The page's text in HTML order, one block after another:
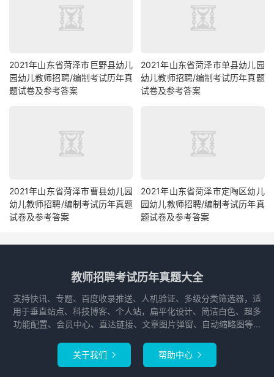
2021年山东省菏泽市巨野县幼儿
园幼儿教师招聘/编制考试历年真
题试卷及参考答案
2021年山东省菏泽市单县幼儿园
幼儿教师招聘/编制考试历年真题
试卷及参考答案
2021年山东省菏泽市曹县幼儿园
幼儿教师招聘/编制考试历年真题
试卷及参考答案
2021年山东省菏泽市定陶区幼儿
园幼儿教师招聘/编制考试历年真
题试卷及参考答案
教师招聘考试历年真题大全
支持快讯、专题、百度收录推送、人机验证、多级分类筛选器，适
用于垂直站点、科技博客、个人站，扁平化设计、简洁白色、超多
功能配置、会员中心、直达链接、文章图片弹窗、自动缩略图等...
关于我们  帮助中心 